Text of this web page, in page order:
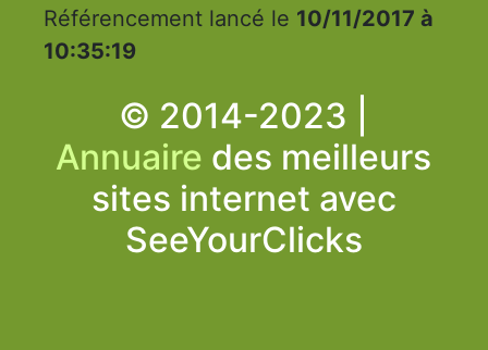
Référencement lancé le 10/11/2017 à
10:35:19
© 2014-2023 |
Annuaire des meilleurs
sites internet avec
SeeYourClicks